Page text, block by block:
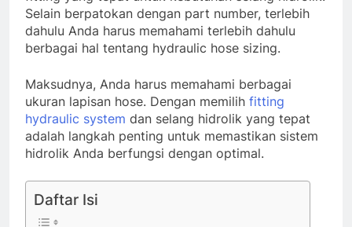
Selain berpatokan dengan part number, terlebih
dahulu Anda harus memahami terlebih dahulu
berbagai hal tentang hydraulic hose sizing.
Maksudnya, Anda harus memahami berbagai
ukuran lapisan hose. Dengan memilih fitting
hydraulic system dan selang hidrolik yang tepat
adalah langkah penting untuk memastikan sistem
hidrolik Anda berfungsi dengan optimal.
Daftar Isi